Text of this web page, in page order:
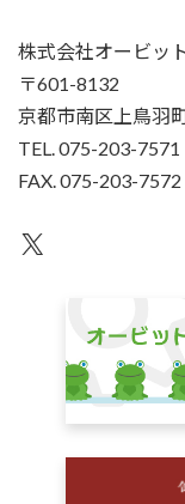
株式会社オービッ
〒601-8132
京都市南区上鳥羽
TEL. 075-203-7571
FAX. 075-203-7572
X